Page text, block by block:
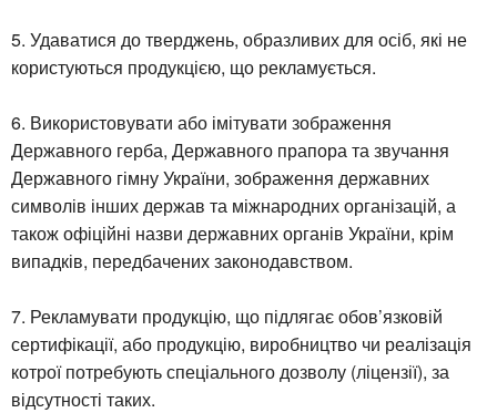
5. Удаватися до тверджень, образливих для осіб, які не
користуються продукцією, що рекламується.
6. Використовувати або імітувати зображення
Державного герба, Державного прапора та звучання
Державного гімну України, зображення державних
символів інших держав та міжнародних організацій, а
також офіційні назви державних органів України, крім
випадків, передбачених законодавством.
7. Рекламувати продукцію, що підлягає обов’язковій
сертифікації, або продукцію, виробництво чи реалізація
котрої потребують спеціального дозволу (ліцензії), за
відсутності таких.